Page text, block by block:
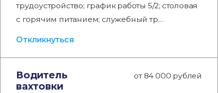
трудоустройство; график работы 5/2; столовая
с горячим питанием; служебный тр…
Откликнуться
Водитель
вахтовки
от 84 000 рублей